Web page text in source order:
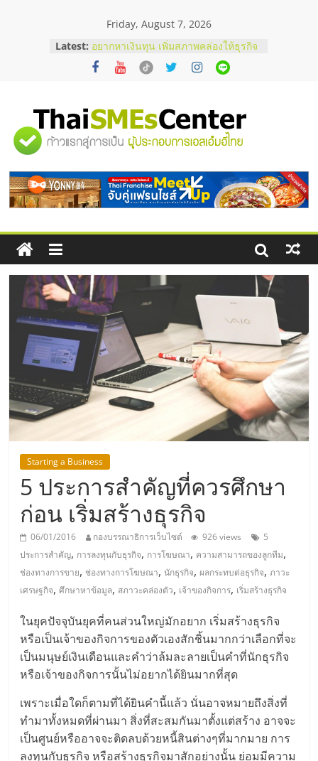
Friday, August 7, 2026
Latest: บริษัท Cybersecurity ในไทยที่ไหนดี?
วิธีเลือกผู้ให้บริการให้คุ้มค่าและตอบ
โจทย์ธุรกิจ
สัมมนาออนไลน์ โอกาสบริหารสถานี
บริการน้ำมัน Shell
สัมมนาลงทุน แฟรนไชส์ยอนนี่
ไชส์ ครั้งที่ 8
ร้านเครื่องเสียงคุณภาพสูง พร้อม
โซลูชันระบบภาพและเสียง
"ศูนย์
รวม
ข้อมูล
ธุรกิจ
SME
แห่ง
ประเทศไทย,
ThaiSMEsCenter,
รวม
ธุรกิจ
เอ
ส
เอ็
มอี
ไทย,
SMEs,
Starting a Business
5 ประการสำคัญที่ควรศึกษา
ก่อน เริ่มสร้างธุรกิจ
06/01/2016 กองบรรณาธิการเว็บไซต์ 926 views
5
ประการสำคัญ, การลงทุนกับธุรกิจ, การโฆษณา, ความสามารถของลูกทีม,
ช่องทางการขาย, ช่องทางการโฆษณา,นักธุรกิจ,ผลกระทบต่อธุรกิจ,ภาวะ
เศรษฐกิจ,ศึกษาหาข้อมูล, สภาวะคล่องตัว, เจ้าของกิจการ, เริ่มสร้างธุรกิจ
ในยุคปัจจุบันยุคที่คนส่วนใหญ่มักอยาก เริ่มสร้างธุรกิจ
หรือเป็นเจ้าของกิจการของตัวเองสักชิ้นมากกว่าเลือกที่จะ
เป็นมนุษย์เงินเดือนและคำว่าล้มละลายเป็นคำที่นักธุรกิจ
หรือเจ้าของกิจการนั้นไม่อยากได้ยินมากที่สุด
เพราะเมื่อใดก็ตามที่ได้ยินคำนี้แล้ว นั่นอาจหมายถึงสิ่งที่
ทำมาทั้งหมดที่ผ่านมา สิ่งที่สะสมกันมาตั้งแต่สร้าง อาจจะ
เป็นศูนย์หรืออาจจะติดลบด้วยหนี้สินต่างๆที่มากมาย การ
ลงทุนกับธุรกิจ หรือสร้างธุรกิจมาสักอย่างนั้น ย่อมมีความ